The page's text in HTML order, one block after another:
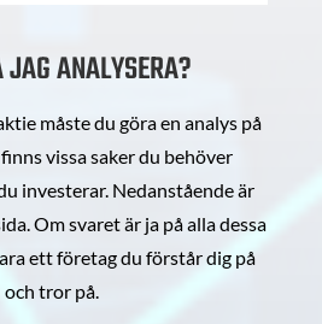
ANALYSERA?
måste du göra en analys på
vissa saker du behöver
investerar. Nedanstående är
Om svaret är ja på alla dessa
ett företag du förstår dig på
och tror på.